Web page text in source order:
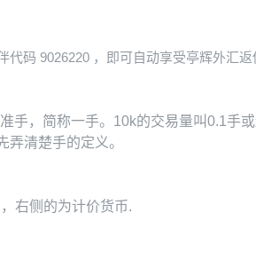
代码 9026220 ，即可自动享受亭辉外汇
手，简称一手。10k的交易量叫0.1手
弄清楚手的定义。
右侧的为计价货币.